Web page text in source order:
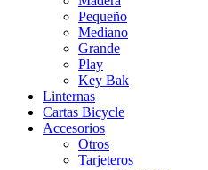
Pequeño
Mediano
Grande
Play
Key Bak
Linternas
Cartas Bicycle
Accesorios
Otros
Tarjeteros